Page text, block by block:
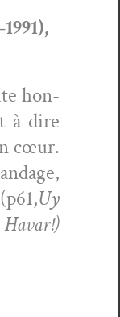
hon­
à-dire
cœur.
Uy
Havar!)